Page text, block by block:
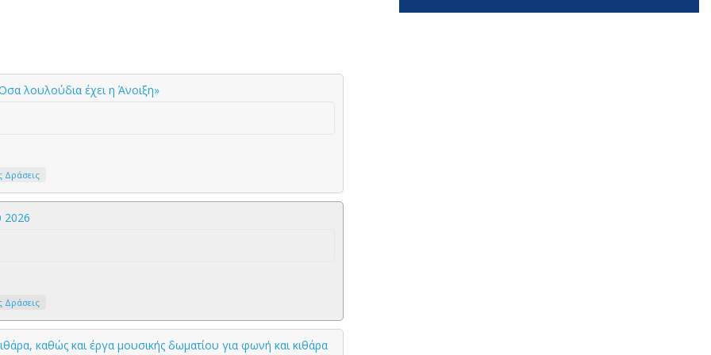
λουλούδια έχει η Άνοιξη»
Δράσεις
2026
Δράσεις
καθώς και έργα μουσικής δωματίου για φωνή και κιθάρα